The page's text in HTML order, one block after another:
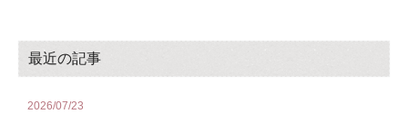
最近の記事
2026/07/23